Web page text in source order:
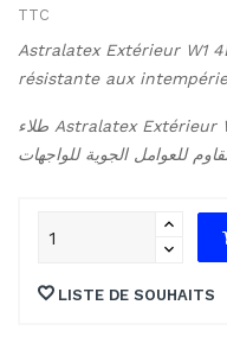
TTC
Astralatex Extérieur W1
résistante aux
طلاء Astralatex Extérieur W1 سعة 4 لتر هو طلاء أكريليك مطفي
LISTE DE SOUHAITS